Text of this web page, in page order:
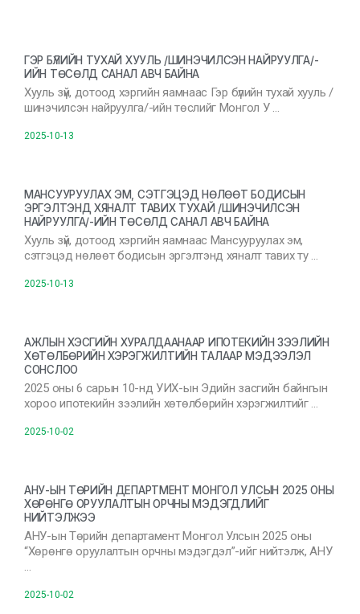
ГЭР БҮЛИЙН ТУХАЙ ХУУЛЬ /ШИНЭЧИЛСЭН НАЙРУУЛГА/-
ИЙН ТӨСӨЛД САНАЛ АВЧ БАЙНА
Хууль зүй, дотоод хэргийн яамнаас Гэр бүлийн тухай хууль /
шинэчилсэн найруулга/-ийн төслийг Монгол У …
2025-10-13
МАНСУУРУУЛАХ ЭМ, СЭТГЭЦЭД НӨЛӨӨТ БОДИСЫН
ЭРГЭЛТЭНД ХЯНАЛТ ТАВИХ ТУХАЙ /ШИНЭЧИЛСЭН
НАЙРУУЛГА/-ИЙН ТӨСӨЛД САНАЛ АВЧ БАЙНА
Хууль зүй, дотоод хэргийн яамнаас Мансууруулах эм,
сэтгэцэд нөлөөт бодисын эргэлтэнд хяналт тавих ту …
2025-10-13
АЖЛЫН ХЭСГИЙН ХУРАЛДААНААР ИПОТЕКИЙН ЗЭЭЛИЙН
ХӨТӨЛБӨРИЙН ХЭРЭГЖИЛТИЙН ТАЛААР МЭДЭЭЛЭЛ
СОНСЛОО
2025 оны 6 сарын 10-нд УИХ-ын Эдийн засгийн байнгын
хороо ипотекийн зээлийн хөтөлбөрийн хэрэгжилтийг …
2025-10-02
АНУ-ЫН ТӨРИЙН ДЕПАРТМЕНТ МОНГОЛ УЛСЫН 2025 ОНЫ
ХӨРӨНГӨ ОРУУЛАЛТЫН ОРЧНЫ МЭДЭГДЛИЙГ
НИЙТЭЛЖЭЭ
АНУ-ын Төрийн департамент Монгол Улсын 2025 оны
“Хөрөнгө оруулалтын орчны мэдэгдэл”-ийг нийтэлж, АНУ
…
2025-10-02